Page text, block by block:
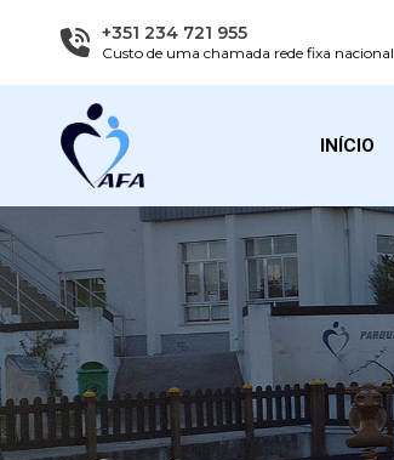
+351 234 721 955
Custo de uma chamada rede fixa nacional
INÍCIO